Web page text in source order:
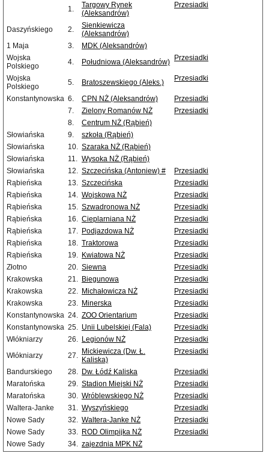
1.
Targowy Rynek
(Aleksandrów)
Przesiadki
Daszyńskiego 2.
Sienkiewicza
(Aleksandrów)
1 Maja
3.
MDK (Aleksandrów)
Wojska
Polskiego
4. Południowa (Aleksandrów) Przesiadki
Wojska
Polskiego
5. Bratoszewskiego (Aleks.) Przesiadki
Konstantynowska 6. CPN NŻ (Aleksandrów)
Przesiadki
7.
Zielony Romanów NŻ
Przesiadki
8.
Centrum NŻ (Rąbień)
Słowiańska
9.
szkoła (Rąbień)
Słowiańska
10. Szaraka NŻ (Rąbień)
Słowiańska
11. Wysoka NŻ (Rąbień)
Słowiańska
12. Szczecińska (Antoniew) #
Przesiadki
Rąbieńska
13. Szczecińska
Przesiadki
Rąbieńska
14. Wojskowa NŻ
Przesiadki
Rąbieńska
15. Szwadronowa NŻ
Przesiadki
Rąbieńska
16. Cieplarniana NŻ
Przesiadki
Rąbieńska
17. Podjazdowa NŻ
Przesiadki
Rąbieńska
18. Traktorowa
Przesiadki
Rąbieńska
19. Kwiatowa NŻ
Przesiadki
Złotno
20. Siewna
Przesiadki
Krakowska
21. Biegunowa
Przesiadki
Krakowska
22. Michałowicza NŻ
Przesiadki
Krakowska
23. Minerska
Przesiadki
Konstantynowska 24. ZOO Orientarium
Przesiadki
Konstantynowska 25. Unii Lubelskiej (Fala)
Przesiadki
Włókniarzy
26. Legionów NŻ
Przesiadki
Włókniarzy
27. Mickiewicza (Dw. Ł.
Kaliska)
Przesiadki
Bandurskiego 28. Dw. Łódź Kaliska
Przesiadki
Maratońska
29. Stadion Miejski NŻ
Przesiadki
Maratońska
30. Wróblewskiego NŻ
Przesiadki
Waltera-Janke
31. Wyszyńskiego
Przesiadki
Nowe Sady
32. Waltera-Janke NŻ
Przesiadki
Nowe Sady
33. ROD Olimpijka NŻ
Przesiadki
Nowe Sady
34. zajezdnia MPK NŻ